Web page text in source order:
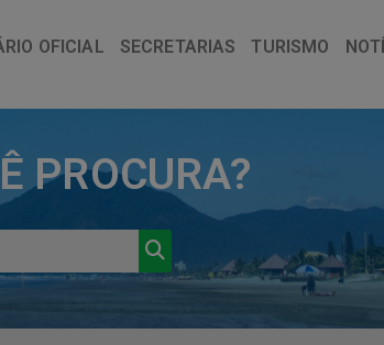
OFICIAL SECRETARIAS TURISMO
PROCURA?